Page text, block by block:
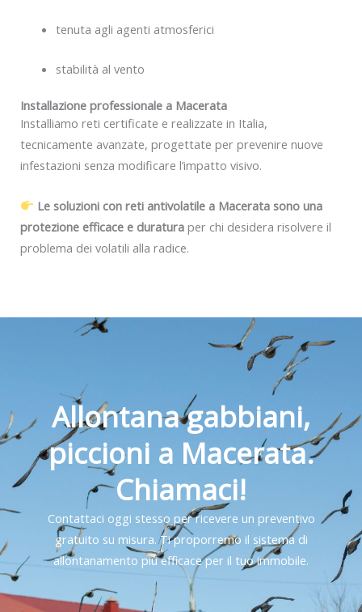
tenuta agli agenti atmosferici
stabilità al vento
Installazione professionale a Macerata
Installiamo reti certificate e realizzate in Italia,
tecnicamente avanzate, progettate per prevenire nuove
infestazioni senza modificare l’impatto visivo.
Le soluzioni con reti antivolatile a Macerata sono una
protezione efficace e duratura per chi desidera risolvere il
problema dei volatili alla radice.
Allontana gabbiani,
piccioni a Macerata.
Chiamaci!
Contattaci oggi stesso per ricevere un preventivo
gratuito su misura. Ti proporremo il sistema di
allontanamento più efficace per il tuo immobile.